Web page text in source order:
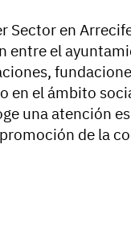
Sector en
entre el
en el ámbito
una atención
de la